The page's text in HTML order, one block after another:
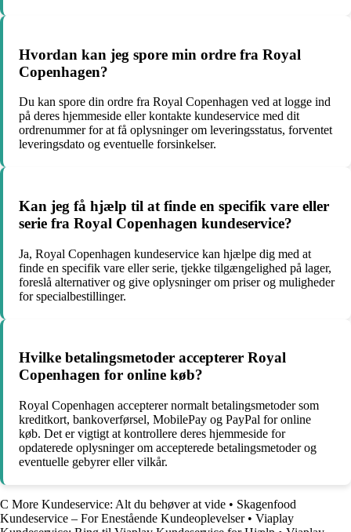
Hvordan kan jeg spore min ordre fra Royal
Copenhagen?
Du kan spore din ordre fra Royal Copenhagen ved at logge ind
på deres hjemmeside eller kontakte kundeservice med dit
ordrenummer for at få oplysninger om leveringsstatus, forventet
leveringsdato og eventuelle forsinkelser.
Kan jeg få hjælp til at finde en specifik vare eller
serie fra Royal Copenhagen kundeservice?
Ja, Royal Copenhagen kundeservice kan hjælpe dig med at
finde en specifik vare eller serie, tjekke tilgængelighed på lager,
foreslå alternativer og give oplysninger om priser og muligheder
for specialbestillinger.
Hvilke betalingsmetoder accepterer Royal
Copenhagen for online køb?
Royal Copenhagen accepterer normalt betalingsmetoder som
kreditkort, bankoverførsel, MobilePay og PayPal for online
køb. Det er vigtigt at kontrollere deres hjemmeside for
opdaterede oplysninger om accepterede betalingsmetoder og
eventuelle gebyrer eller vilkår.
C More Kundeservice: Alt du behøver at vide • Skagenfood
Kundeservice – For Enestående Kundeoplevelser• Viaplay